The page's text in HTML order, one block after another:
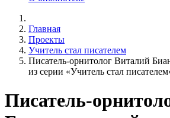
Главная
Проекты
Учитель стал писателем
Писатель-орнитолог Виталий
из серии «Учитель стал
Писатель-